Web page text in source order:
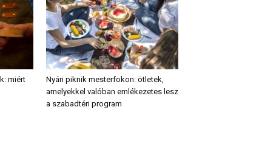
miért
Nyári piknik mesterfokon: ötletek,
amelyekkel valóban emlékezetes lesz
a szabadtéri program